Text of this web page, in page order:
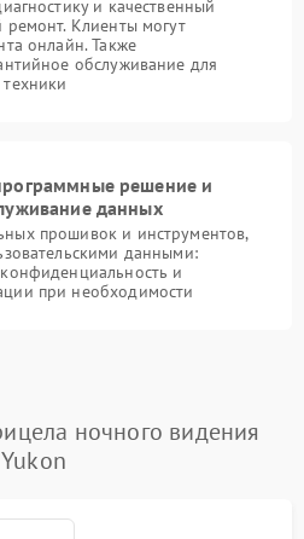
и качественный
Клиенты могут
онлайн. Также
обслуживание для
решение и
данных
прошивок и инструментов,
данными:
и
при необходимости
ночного видения
Yukon